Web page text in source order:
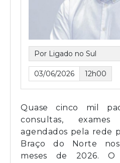
Por Ligado no Sul
03/06/2026 12h00
Quase cinco mil
consultas,
agendados pela rede
Braço do Norte
meses de 2026. O